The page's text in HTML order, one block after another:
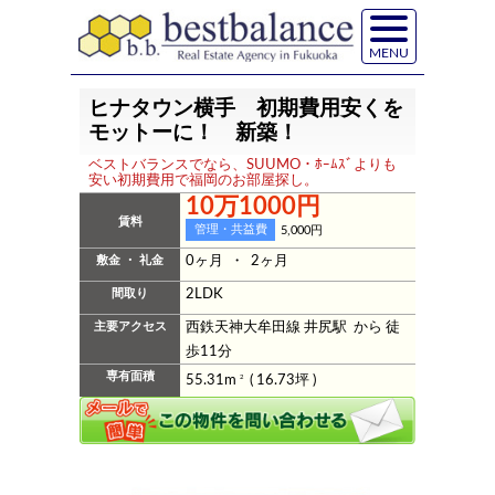
MENU
ヒナタウン横手 初期費用安くを
モットーに！ 新築！
ベストバランスでなら、SUUMO・ﾎｰﾑｽﾞよりも
安い初期費用で福岡のお部屋探し。
賃料
10万1000円
管理・共益費 5,000円
敷金 ・ 礼金 0ヶ月 ・ 2ヶ月
間取り 2LDK
主要アクセス
西鉄天神大牟田線 井尻駅 から 徒
歩11分
専有面積 55.31m2 ( 16.73坪 )